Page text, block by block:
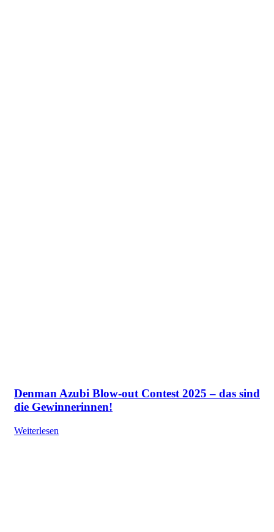
Denman Azubi Blow-out Contest 2025 – das sind
die Gewinnerinnen!
Weiterlesen